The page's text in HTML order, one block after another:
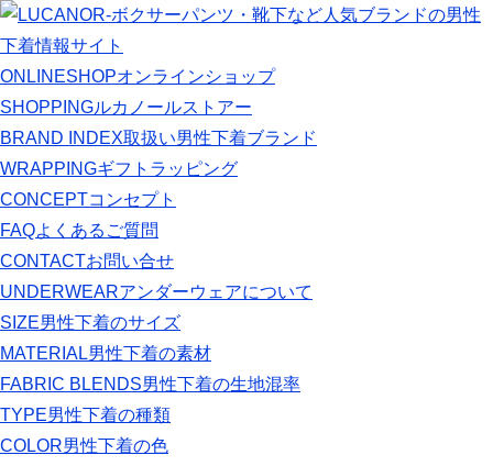
ONLINESHOPオンラインショップ
SHOPPINGルカノールストアー
BRAND INDEX取扱い男性下着ブランド
WRAPPINGギフトラッピング
CONCEPTコンセプト
FAQよくあるご質問
CONTACTお問い合せ
UNDERWEARアンダーウェアについて
SIZE男性下着のサイズ
MATERIAL男性下着の素材
FABRIC BLENDS男性下着の生地混率
TYPE男性下着の種類
COLOR男性下着の色